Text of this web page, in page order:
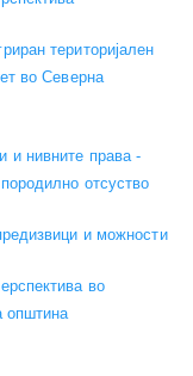
територијален
во Северна
и нивните права -
отсуство
и можности
во
општина